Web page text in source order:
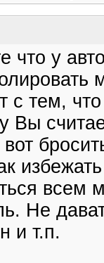
что у
с тем,
Вы
всем
Не
и т.п.